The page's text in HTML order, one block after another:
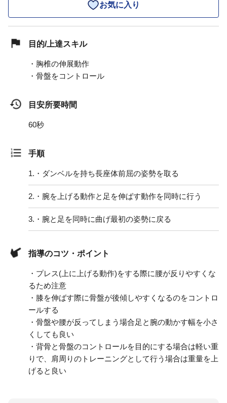
お気に入り
目的/上達スキル
・胸椎の伸展動作
・骨盤をコントロール
目安所要時間
60秒
手順
1. ・ダンベルを持ち長座体前屈の姿勢を取る
2. ・腕を上げる動作と足を伸ばす動作を同時に行う
3. ・腕と足を同時に曲げ最初の姿勢に戻る
指導のコツ・ポイント
・プレス(上に上げる動作)をする際に腰が反りやすくな
るため注意
・膝を伸ばす際に骨盤が後傾しやすくなるのをコントロ
ールする
・骨盤や腰が反ってしまう場合足と腕の動かす幅を小さ
くしても良い
・背骨と骨盤のコントロールを目的にする場合は軽い重
りで、肩周りのトレーニングとして行う場合は重量を上
げると良い